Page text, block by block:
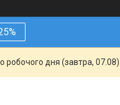
робочого дня (завтра, 07.08).